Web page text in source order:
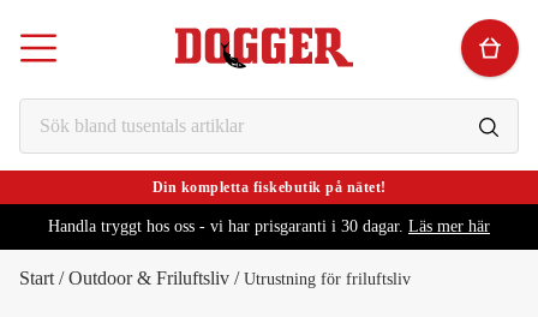
Din kompletta fiskebutik på nätet!
Handla tryggt hos oss - vi har prisgaranti i 30 dagar. Läs mer här
Start /Outdoor & Friluftsliv / Utrustning för friluftsliv